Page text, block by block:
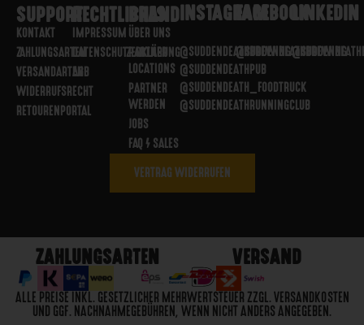
SUPPORT
KONTAKT
ZAHLUNGSARTEN
VERSANDARTEN
WIDERRUFSRECHT
RETOURENPORTAL
RECHTLICHES
IMPRESSUM
DATENSCHUTZERKLÄRUNG
AGB
BRAND
ÜBER UNS
PARTNER
LOCATIONS
PARTNER
WERDEN
JOBS
FAQ / SALES
INSTAGRAM
@SUDDENDEATHBREWING
@SUDDENDEATHPUB
@SUDDENDEATH_FOODTRUCK
@SUDDENDEATHRUNNINGCLUB
FACEBOOK
@SUDDENDEATHBREWING
LINKEDIN
VERTRAG WIDERRUFEN
ZAHLUNGSARTEN VERSAND
ALLE PREISE INKL. GESETZLICHER MEHRWERTSTEUER ZZGL. VERSANDKOSTEN
UND GGF. NACHNAHMEGEBÜHREN, WENN NICHT ANDERS ANGEGEBEN.